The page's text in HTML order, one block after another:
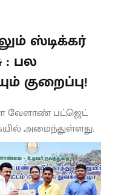
ஸ்டிக்கர்
: பல
குறைப்பு!
வேளாண் பட்ஜெட்
அமைந்துள்ளது.